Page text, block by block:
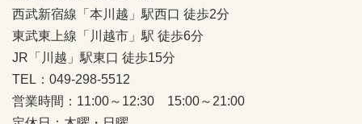
西武新宿線「本川越」駅西口 徒歩2分
東武東上線「川越市」駅 徒歩6分
JR「川越」駅東口 徒歩15分
TEL：049-298-5512
営業時間：11:00～12:30 15:00～21:00